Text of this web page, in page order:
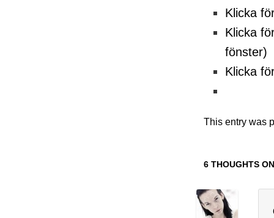
Klicka
Klicka
fönster)
Klicka
This entry was
6 THOUGHTS